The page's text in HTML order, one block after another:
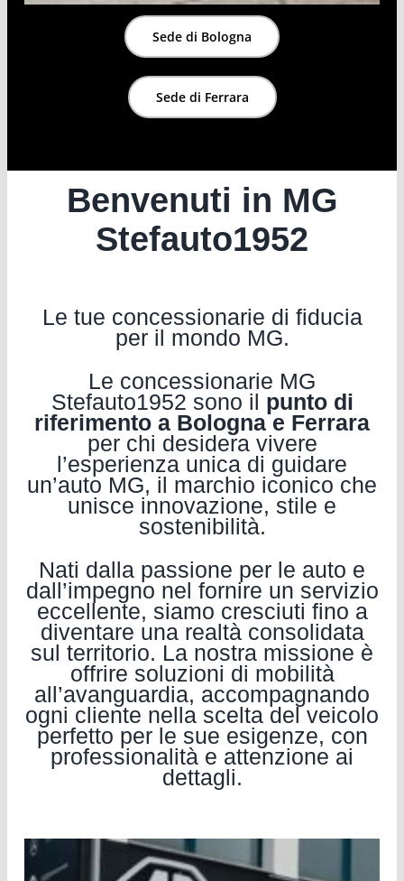
Sede di Bologna
Sede di Ferrara
Benvenuti in MG
Stefauto1952
Le tue concessionarie di fiducia
per il mondo MG.
Le concessionarie MG
Stefauto1952 sono il punto di
riferimento a Bologna e Ferrara
per chi desidera vivere
l’esperienza unica di guidare
un’auto MG, il marchio iconico che
unisce innovazione, stile e
sostenibilità.
Nati dalla passione per le auto e
dall’impegno nel fornire un servizio
eccellente, siamo cresciuti fino a
diventare una realtà consolidata
sul territorio. La nostra missione è
offrire soluzioni di mobilità
all’avanguardia, accompagnando
ogni cliente nella scelta del veicolo
perfetto per le sue esigenze, con
professionalità e attenzione ai
dettagli.